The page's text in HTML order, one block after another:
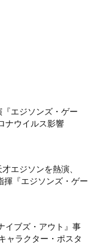
エジソンズ・ゲー
ナウイルス影響
エジソンを熱演、
揮『エジソンズ・ゲー
イブズ・アウト』事
ャラクター・ポスタ